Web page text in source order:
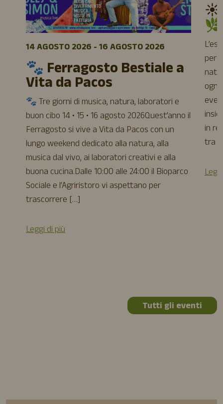
14 AGOSTO 2026 - 16 AGOSTO 2026
🐾 Ferragosto Bestiale a
Vita da Pacos
🐾 Tre giorni di musica, natura, laboratori e
buon cibo 14 • 15 • 16 agosto 2026Quest’anno il
Ferragosto si vive a Vita da Pacos con un
lungo weekend dedicato alla natura, alla
musica dal vivo, ai laboratori creativi e alla
buona cucina.Dalle 10:00 alle 24:00 il Bioparco
Sociale e l’Agriristoro vi aspettano per
trascorrere […]
Leggi di più
☀️
🌿
in
tra
Tutti gli eventi